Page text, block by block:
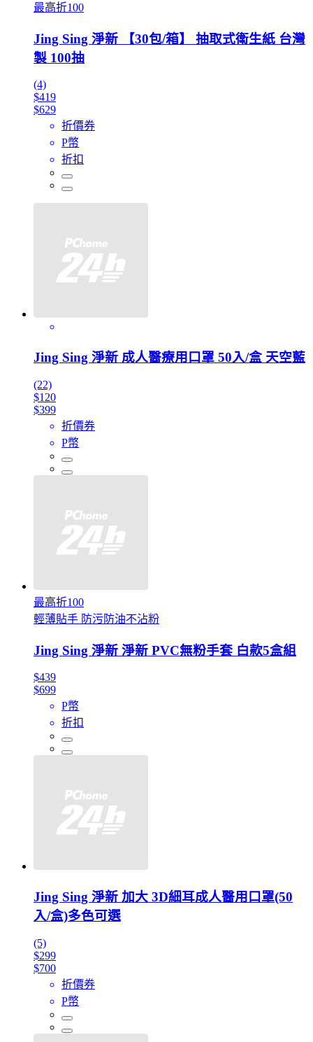
最高折100
Jing Sing 淨新 【30包/箱】 抽取式衛生紙 台灣
製 100抽
(4)
$419
$629
折價券
P幣
折扣
Jing Sing 淨新 成人醫療用口罩 50入/盒 天空藍
(22)
$120
$399
折價券
P幣
最高折100
輕薄貼手 防污防油不沾粉
Jing Sing 淨新 淨新 PVC無粉手套 白款5盒組
$439
$699
P幣
折扣
Jing Sing 淨新 加大 3D細耳成人醫用口罩(50
入/盒)多色可選
(5)
$299
$700
折價券
P幣